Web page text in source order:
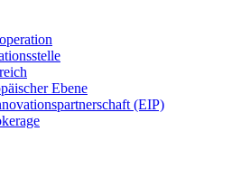
Ebene
(EIP)